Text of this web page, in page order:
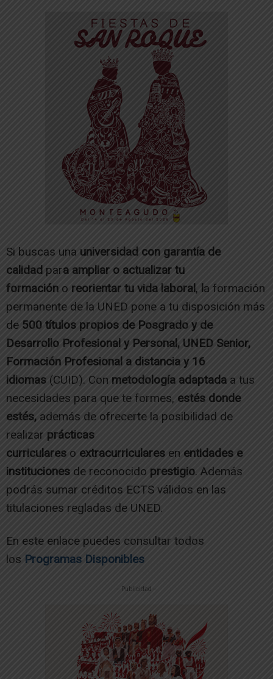
Si buscas una universidad con garantía de
calidad para ampliar o actualizar tu
formación o reorientar tu vida laboral , a formación
permanente de la UNED pone a tu disposición más
de 500 títulos propios de Posgrado y de
Desarrollo Profesional y Personal, UNED Senior,
Formación Profesional a distancia y 16
idiomas (CUID). Con metodología adaptada a tus
necesidades para que te formes, estés donde
estés, además de ofrecerte la posibilidad de
realizar prácticas
curriculares o extracurriculares en entidades e
instituciones de reconocido prestigio. Además
podrás sumar créditos ECTS válidos en las
titulaciones regladas de UNED.
En este enlace puedes consultar todos
los Programas Disponibles
-- Publicidad --